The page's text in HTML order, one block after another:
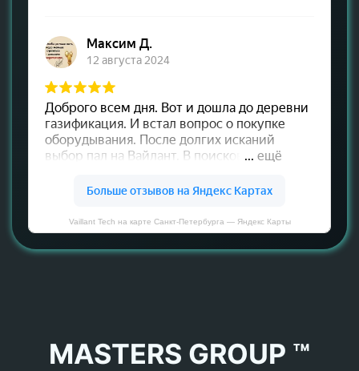
Vaillant Tech на карте Санкт‑Петербурга — Яндекс Карты
MASTERS GROUP ™